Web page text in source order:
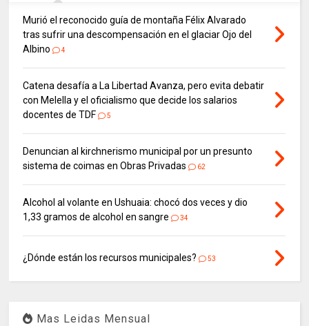
Murió el reconocido guía de montaña Félix Alvarado
tras sufrir una descompensación en el glaciar Ojo del
Albino
4
Catena desafía a La Libertad Avanza, pero evita debatir
con Melella y el oficialismo que decide los salarios
docentes de TDF
5
Denuncian al kirchnerismo municipal por un presunto
sistema de coimas en Obras Privadas
62
Alcohol al volante en Ushuaia: chocó dos veces y dio
1,33 gramos de alcohol en sangre
34
¿Dónde están los recursos municipales? 53
Mas Leidas Mensual